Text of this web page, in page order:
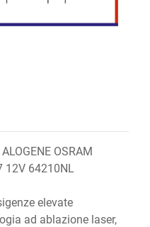
OSRAM
12V 64210NL
elevate
ad ablazione laser,